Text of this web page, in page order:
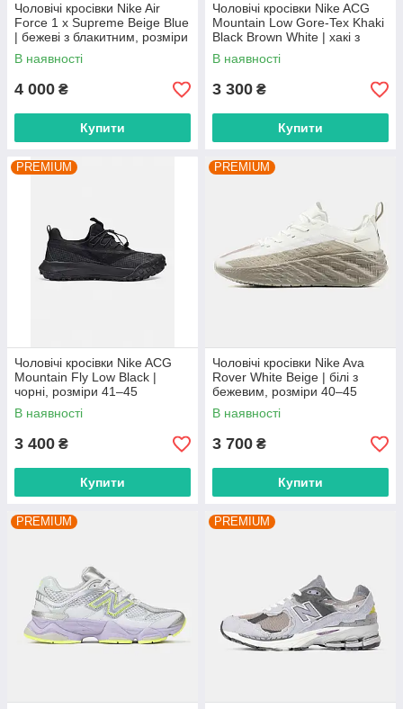
Чоловічі кросівки Nike Air
Force 1 x Supreme Beige Blue
| бежеві з блакитним, розміри
41–45
В наявності
4 000 ₴
Купити
Чоловічі кросівки Nike ACG
Mountain Low Gore-Tex Khaki
Black Brown White | хакі з
чорним та коричневим,
розміри 41–45
В наявності
3 300 ₴
Купити
PREMIUM
Чоловічі кросівки Nike ACG
Mountain Fly Low Black |
чорні, розміри 41–45
В наявності
3 400 ₴
Купити
PREMIUM
Чоловічі кросівки Nike Ava
Rover White Beige | білі з
бежевим, розміри 40–45
В наявності
3 700 ₴
Купити
PREMIUM PREMIUM